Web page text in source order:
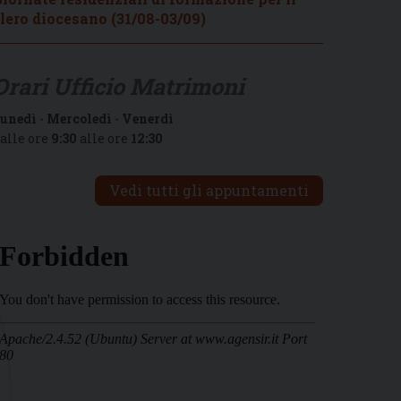
diocesano (31/08-03/09)
- Mercoledì - Venerdì
ore 9:30 alle ore 12:30
Vedi tutti gli appuntamenti